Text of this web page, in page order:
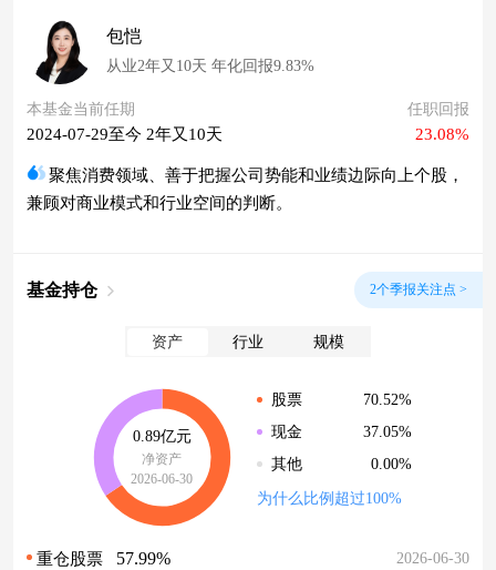
包恺
从业2年又10天 年化回报9.83%
本基金当前任期
2024-07-29至今 2年又10天
任职回报
23.08%
聚焦消费领域、善于把握公司势能和业绩边际向上个股，
兼顾对商业模式和行业空间的判断。
基金持仓 2个季报关注点 >
资产 行业 规模
0.89亿元
净资产
2026-06-30
股票
70.52%
现金
37.05%
其他
0.00%
为什么比例超过100%
重仓股票 57.99%
2026-06-30